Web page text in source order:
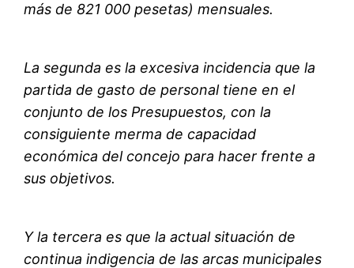
más de 821 000 pesetas) mensuales.
La segunda es la excesiva incidencia que la
partida de gasto de personal tiene en el
conjunto de los Presupuestos, con la
consiguiente merma de capacidad
económica del concejo para hacer frente a
sus objetivos.
Y la tercera es que la actual situación de
continua indigencia de las arcas municipales